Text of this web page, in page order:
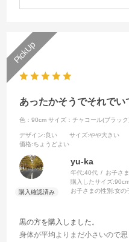
あったかそうでそれで
色：90cm サイズ：チャコール(ブラック
デザイン:良い サイズ:やや大きい
価格:ちょうどよい
yu-ka
年代:40代 お子さ
購入したサイズ:90cm
お子さまの性別:女の
黒の方を購入しました。
身体が平均よりまだ小さいので